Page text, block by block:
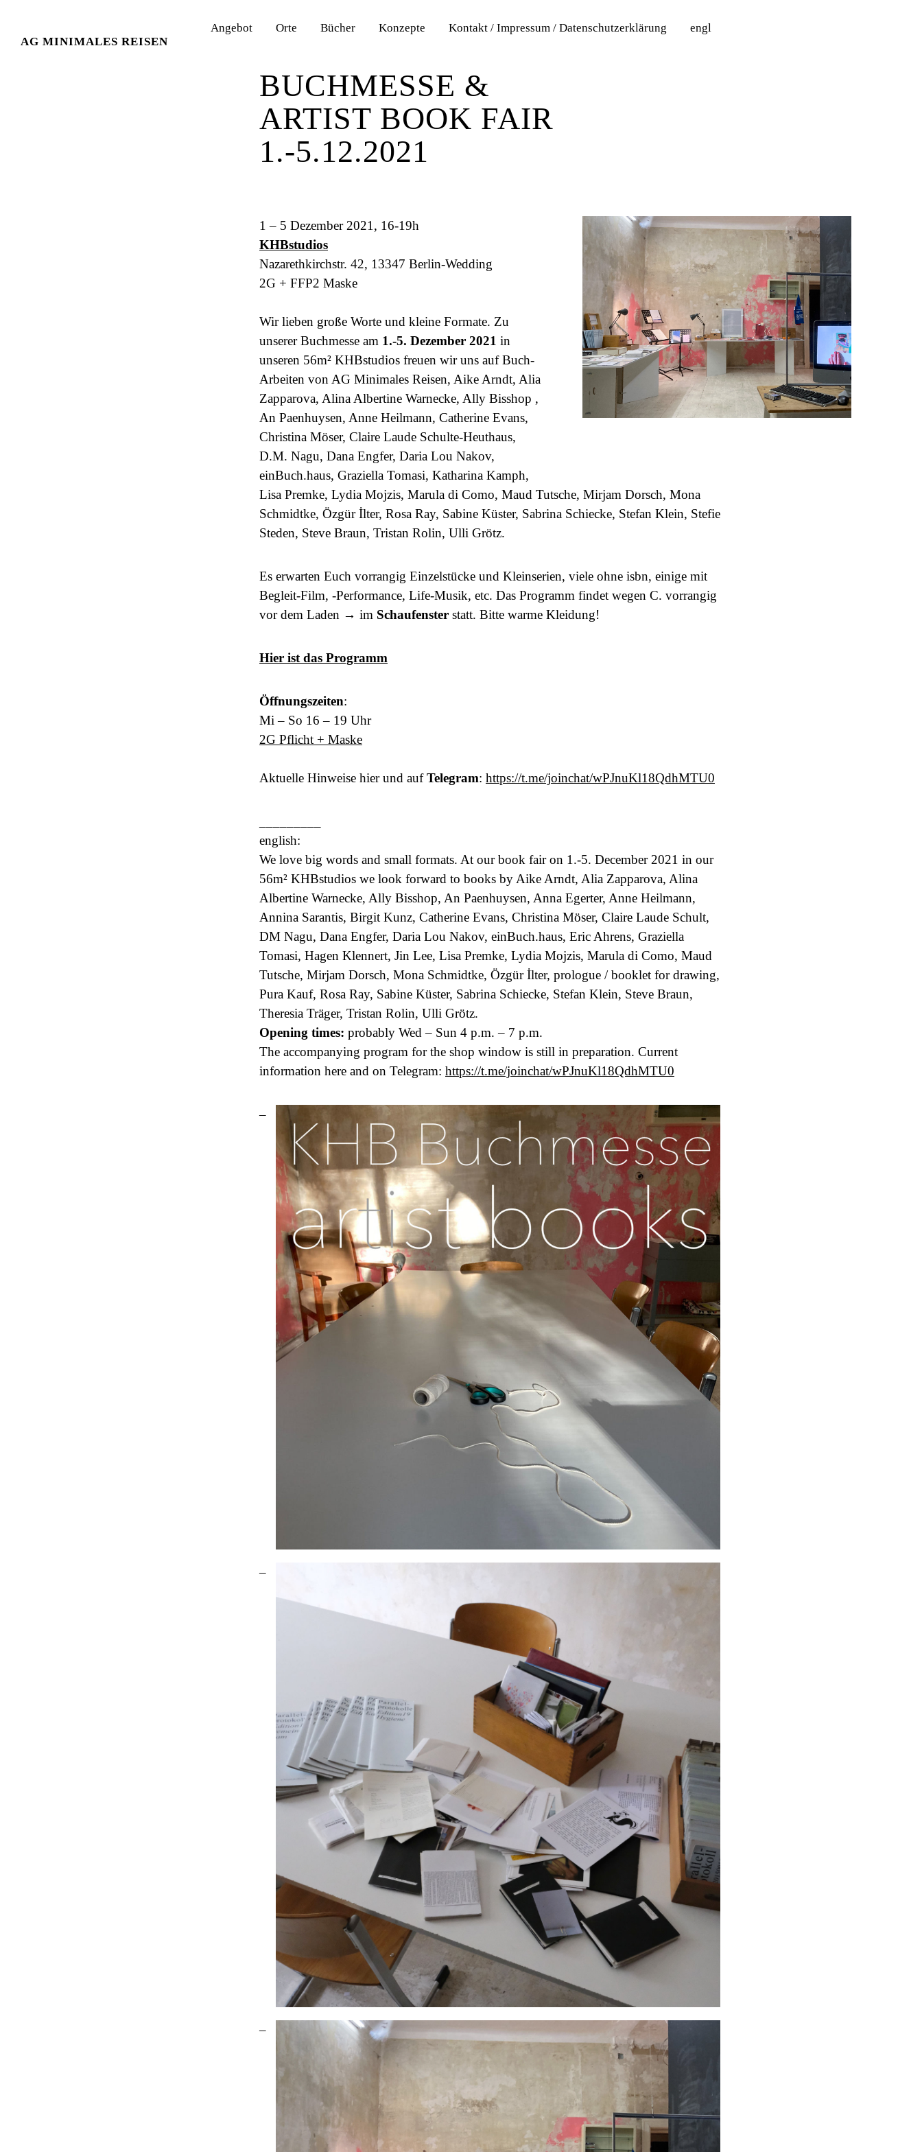
AG MINIMALES REISEN
Angebot Orte Bücher Konzepte Kontakt / Impressum / Datenschutzerklärung
engl
BUCHMESSE &
ARTIST BOOK FAIR
1.-5.12.2021
1 – 5 Dezember 2021, 16-19h
KHBstudios
Nazarethkirchstr. 42, 13347 Berlin-Wedding
2G + FFP2 Maske
Wir lieben große Worte und kleine Formate. Zu
unserer Buchmesse am 1.-5. Dezember 2021 in
unseren 56m² KHBstudios freuen wir uns auf Buch-
Arbeiten von AG Minimales Reisen, Aike Arndt, Alia
Zapparova, Alina Albertine Warnecke, Ally Bisshop ,
An Paenhuysen, Anne Heilmann, Catherine Evans,
Christina Möser, Claire Laude Schulte-Heuthaus,
D.M. Nagu, Dana Engfer, Daria Lou Nakov,
einBuch.haus, Graziella Tomasi, Katharina Kamph,
Lisa Premke, Lydia Mojzis, Marula di Como, Maud Tutsche, Mirjam Dorsch, Mona
Schmidtke, Özgür İlter, Rosa Ray, Sabine Küster, Sabrina Schiecke, Stefan Klein, Stefie
Steden, Steve Braun, Tristan Rolin, Ulli Grötz.
Es erwarten Euch vorrangig Einzelstücke und Kleinserien, viele ohne isbn, einige mit
Begleit-Film, -Performance, Life-Musik, etc. Das Programm findet wegen C. vorrangig
vor dem Laden → im Schaufenster statt. Bitte warme Kleidung!
Hier ist das Programm
Öffnungszeiten:
Mi – So 16 – 19 Uhr
2G Pflicht + Maske
Aktuelle Hinweise hier und aufTelegram: https://t.me/joinchat/wPJnuKl18QdhMTU0
english:
We love big words and small formats. At our book fair on 1.-5. December 2021 in our
56m² KHBstudios we look forward to books by Aike Arndt, Alia Zapparova, Alina
Albertine Warnecke, Ally Bisshop, An Paenhuysen, Anna Egerter, Anne Heilmann,
Annina Sarantis, Birgit Kunz, Catherine Evans, Christina Möser, Claire Laude Schult,
DM Nagu, Dana Engfer, Daria Lou Nakov, einBuch.haus, Eric Ahrens, Graziella
Tomasi, Hagen Klennert, Jin Lee, Lisa Premke, Lydia Mojzis, Marula di Como, Maud
Tutsche, Mirjam Dorsch, Mona Schmidtke, Özgür İlter, prologue / booklet for drawing,
Pura Kauf, Rosa Ray, Sabine Küster, Sabrina Schiecke, Stefan Klein, Steve Braun,
Theresia Träger, Tristan Rolin, Ulli Grötz.
Opening times: probably Wed – Sun 4 p.m. – 7 p.m.
The accompanying program for the shop window is still in preparation. Current
information here and on Telegram: https://t.me/joinchat/wPJnuKl18QdhMTU0